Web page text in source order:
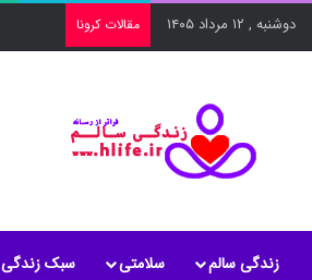
دوشنبه , ۱۲ مرداد ۱۴۰۵ مقالات کرونا
زندگی سالم سلامتی سبک زندگی